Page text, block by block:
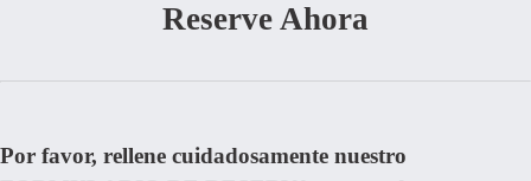
Reserve Ahora
Por favor, rellene cuidadosamente nuestro